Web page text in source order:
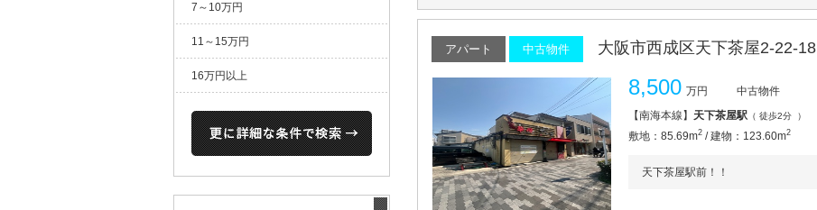
7～10万円
11～15万円
16万円以上
アパート 中古物件 大阪市西成区天下茶屋2-22-18
8,500 万円
中古物件
【南海本線】 天下茶屋駅 （ 徒歩2分 ）
敷地：85.69m2 / 建物：123.60m2
天下茶屋駅前！！